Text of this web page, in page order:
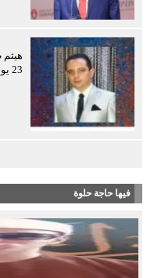
23 يوليو: مسيرة وطن تُكتب بالإرادة والإنجاز
فيها حاجة حلوة